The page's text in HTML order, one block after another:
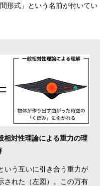
形式」という名前が付いてい
対性理論による重力の理
いう互いに引き合う重力が
された（左図）。この万有